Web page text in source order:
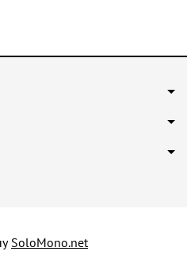
SoloMono.net